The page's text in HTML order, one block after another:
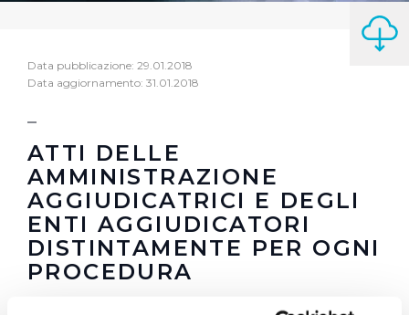
Data pubblicazione: 29.01.2018
Data aggiornamento: 31.01.2018
ATTI DELLE
AMMINISTRAZIONE
AGGIUDICATRICI E DEGLI
ENTI AGGIUDICATORI
DISTINTAMENTE PER OGNI
PROCEDURA